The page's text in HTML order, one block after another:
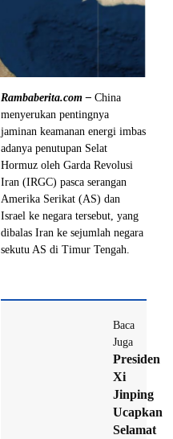
Rambaberita.com – China
menyerukan pentingnya
jaminan keamanan energi imbas
adanya penutupan Selat
Hormuz oleh Garda Revolusi
Iran (IRGC) pasca serangan
Amerika Serikat (AS) dan
Israel ke negara tersebut, yang
dibalas Iran ke sejumlah negara
sekutu AS di Timur Tengah.
Baca
Juga
Presiden
Xi
Jinping
Ucapkan
Selamat